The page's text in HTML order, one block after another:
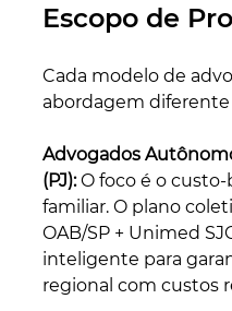
Escopo de
Cada modelo de
abordagem diferente
Advogados
(PJ): O foco é o
familiar. O plano
OAB/SP + Unimed
inteligente para
regional com custos